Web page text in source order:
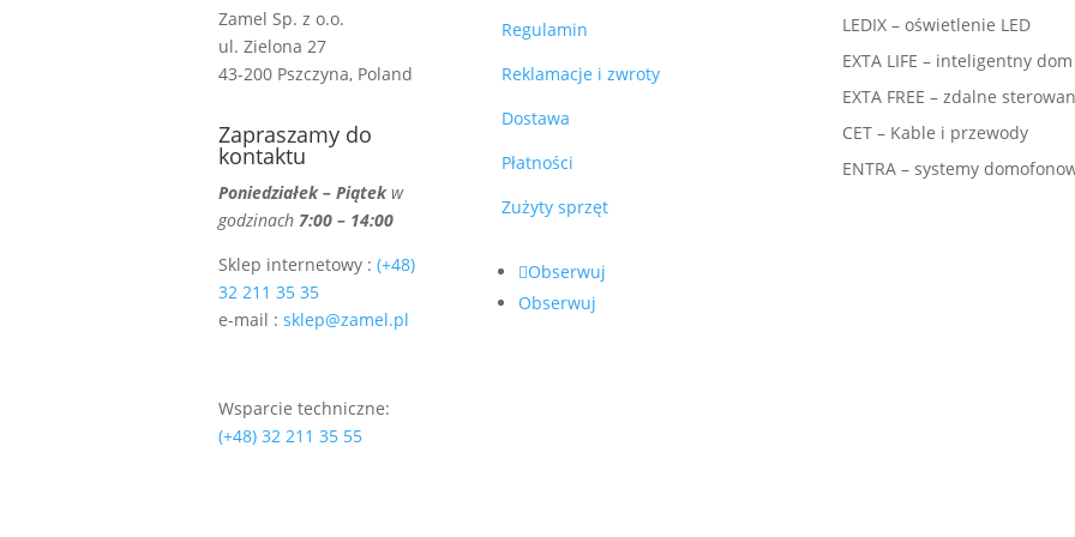
Zamel Sp. z o.o.
ul. Zielona 27
43-200 Pszczyna, Poland
Zapraszamy do
kontaktu
Poniedziałek – Piątek w
godzinach7:00 – 14:00
Sklep internetowy : (+48)
32 211 35 35
e-mail : sklep@zamel.pl
Wsparcie techniczne:
(+48) 32 211 35 55
Regulamin
Reklamacje i zwroty
Dostawa
Płatności
Zużyty sprzęt
Obserwuj
Obserwuj
LEDIX – oświetlenie LED
EXTA LIFE – inteligentny dom
EXTA FREE – zdalne
CET – Kable i przewody
ENTRA – systemy